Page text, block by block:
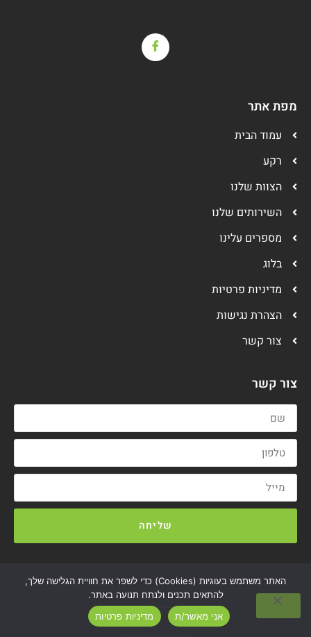
מפת אתר
עמוד הבית
רקע
הצוות שלנו
השירותים שלנו
מספרים עלינו
בלוג
מדיניות פרטיות
הצהרת נגישות
צור קשר
צור קשר
שליחה
2020© כל הזכויות שמורות.
האתר משתמש בעוגיות (Cookies) כדי לשפר את חוויית הגלישה שלך,
להתאים תכנים ולנתח תנועה באתר.
אני מאשר/ת
מדיניות פרטיות